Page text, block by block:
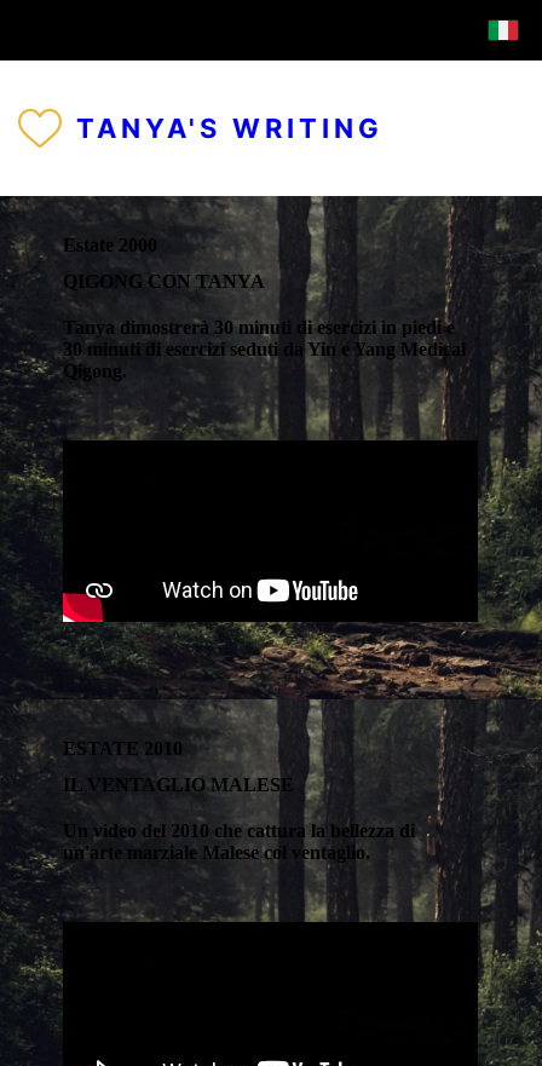
TANYA'S WRITING
Estate 2000
QIGONG CON TANYA
Tanya dimostrerà 30 minuti di esercizi in piedi e
30 minuti di esercizi seduti da Yin e Yang Medical
Qigong.
ESTATE 2010
IL VENTAGLIO MALESE
Un video del 2010 che cattura la bellezza di
un'arte marziale Malese col ventaglio.